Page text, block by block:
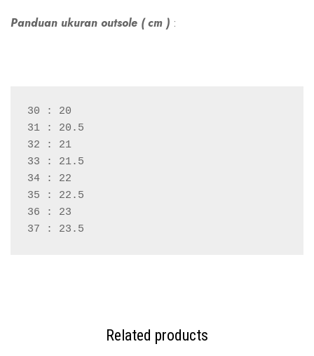
Panduan ukuran outsole ( cm ) :
30 : 20
31 : 20.5
32 : 21
33 : 21.5
34 : 22
35 : 22.5
36 : 23
37 : 23.5
Related products